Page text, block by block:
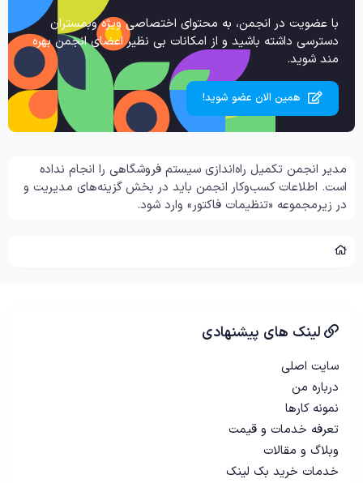
با عضویت در انجمن، به محتوای اختصاصی ویژه وبمستران
دسترسی داشته باشید و از امکانات بی نظیر اعضای انجمن بهره
مند شوید.
همین الان عضو شوید!
مدیر انجمن تکمیل راه‌اندازی سیستم فروشگاهی را انجام نداده
است. اطلاعات کسب‌وکار انجمن باید در بخش گزینه‌های مدیریت و
در زیرمجموعه «تنظیمات فاکتور» وارد شود.
لینک های پیشنهادی
سایت اصلی
درباره من
نمونه کارها
تعرفه خدمات و قیمت
وبلاگ و مقالات
خدمات خرید بک لینک